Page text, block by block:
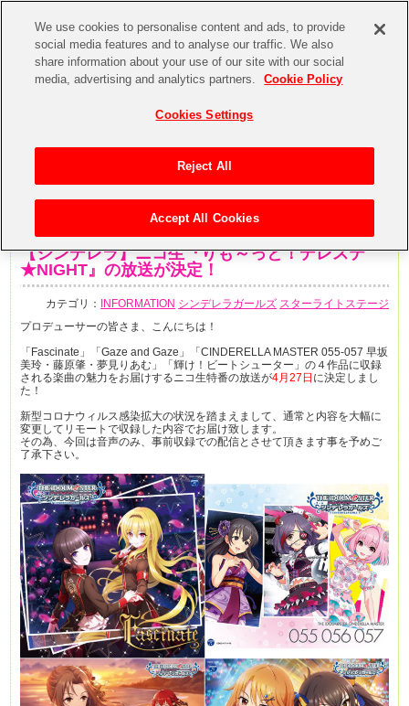
【シンデレラ】ニコ生『りも～っと！デレステ
★NIGHT』の放送が決定！
カテゴリ： INFORMATION シンデレラガールズ スターライトステージ
プロデューサーの皆さま、こんにちは！
「Fascinate」「Gaze and Gaze」「CINDERELLA MASTER 055-057 早坂
美玲・藤原肇・夢見りあむ」「輝け！ビートシューター」の４作品に収録
される楽曲の魅力をお届けするニコ生特番の放送が4月27日 に決定しまし
た！
新型コロナウィルス感染拡大の状況を踏まえまして、通常と内容を大幅に
変更してリモートで収録した内容でお届け致します。
その為、今回は音声のみ、事前収録での配信とさせて頂きます事を予めご
了承下さい。
We use cookies to personalise content and ads, to provide
social media features and to analyse our traffic. We also
share information about your use of our site with our social
media, advertising and analytics partners.
Cookie Policy
Cookies Settings
Reject All
Accept All Cookies